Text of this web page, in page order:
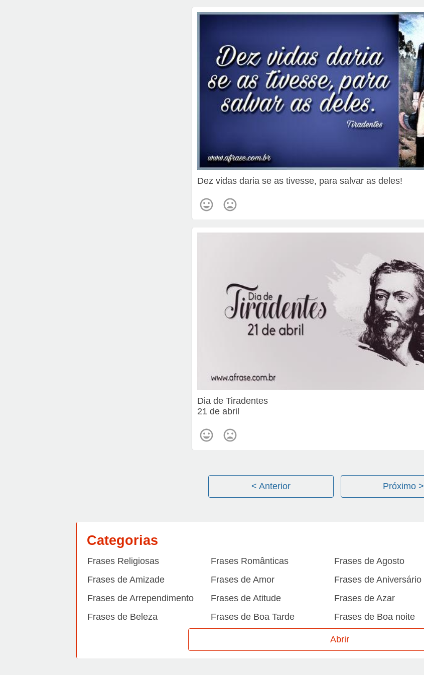
Dez vidas daria se as tivesse, para salvar as deles!
Dia de Tiradentes
21 de abril
< Anterior Próximo >
Categorias
Frases Religiosas Frases Românticas Frases de Agosto
Frases de Amizade
Frases de Amor Frases de Aniversário
Frases de Arrependimento
Frases de Atitude Frases de Azar
Frases de Beleza
Frases de Boa Tarde Frases de Boa noite
Frases de Caráter
Frases de Desculpa Frases de Dezembro
Abrir